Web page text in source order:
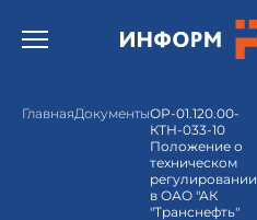
Открыть бургер меню.
ГлавнаяДокументыОР-01.120.00-
КТН-033-10
Положение о
техническом
регулировании
в ОАО "АК
"Транснефть"